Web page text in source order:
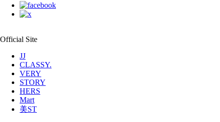
Official Site
JJ
CLASSY.
VERY
STORY
HERS
Mart
美ST